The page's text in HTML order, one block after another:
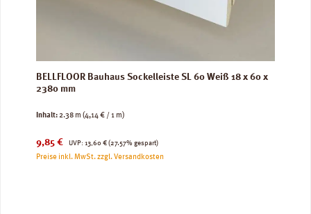
BELLFLOOR Bauhaus Sockelleiste SL 60 Weiß 18 x 60 x
2380 mm
Inhalt:2.38 m (4,14 € / 1 m)
Verkaufspreis:
9,85 € UVP:
Regulärer Preis:
13,60 € (27.57% gespart)
Preise inkl. MwSt. zzgl. Versandkosten